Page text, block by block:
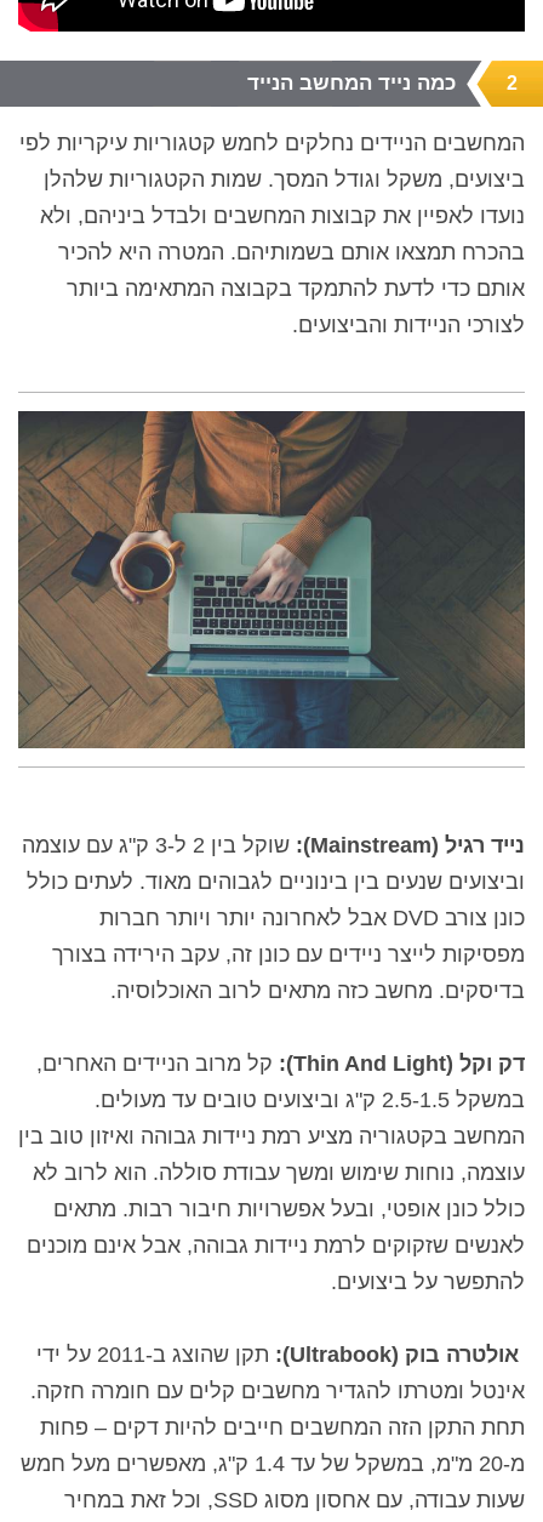
2 כמה נייד המחשב הנייד
המחשבים הניידים נחלקים לחמש קטגוריות עיקריות לפי
ביצועים, משקל וגודל המסך. שמות הקטגוריות שלהלן
נועדו לאפיין את קבוצות המחשבים ולבדל ביניהם, ולא
בהכרח תמצאו אותם בשמותיהם. המטרה היא להכיר
אותם כדי לדעת להתמקד בקבוצה המתאימה ביותר
לצורכי הניידות והביצועים.
נייד רגיל (Mainstream):
שוקל בין 2 ל-3 ק"ג עם עוצמה
וביצועים שנעים בין בינוניים לגבוהים מאוד. לעתים כולל
כונן צורב DVD אבל לאחרונה יותר ויותר חברות
מפסיקות לייצר ניידים עם כונן זה, עקב הירידה בצורך
בדיסקים. מחשב כזה מתאים לרוב האוכלוסיה.
דק וקל (Thin And Light):
קל מרוב הניידים האחרים,
במשקל 2.5-1.5 ק"ג וביצועים טובים עד מעולים.
המחשב בקטגוריה מציע רמת ניידות גבוהה ואיזון טוב בין
עוצמה, נוחות שימוש ומשך עבודת סוללה. הוא לרוב לא
כולל כונן אופטי, ובעל אפשרויות חיבור רבות. מתאים
לאנשים שזקוקים לרמת ניידות גבוהה, אבל אינם מוכנים
להתפשר על ביצועים.
אולטרה בוק (Ultrabook):
תקן שהוצג ב-2011 על ידי
אינטל ומטרתו להגדיר מחשבים קלים עם חומרה חזקה.
תחת התקן הזה המחשבים חייבים להיות דקים – פחות
מ-20 מ"מ, במשקל של עד 1.4 ק"ג, מאפשרים מעל חמש
שעות עבודה, עם אחסון מסוג SSD
, וכל זאת במחיר